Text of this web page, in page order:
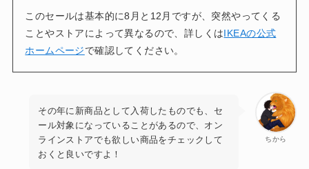
このセールは基本的に8月と12月ですが、突然やってくる
ことやストアによって異なるので、詳しくはIKEAの公式
ホームページで確認してください。
ちから
その年に新商品として入荷したものでも、セ
ール対象になっていることがあるので、オン
ラインストアでも欲しい商品をチェックして
おくと良いですよ！